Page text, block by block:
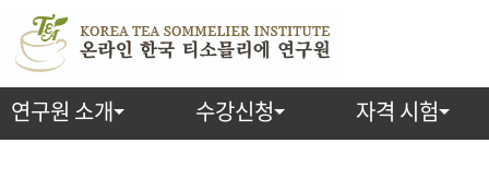
연구원 소개 수강신청 자격 시험